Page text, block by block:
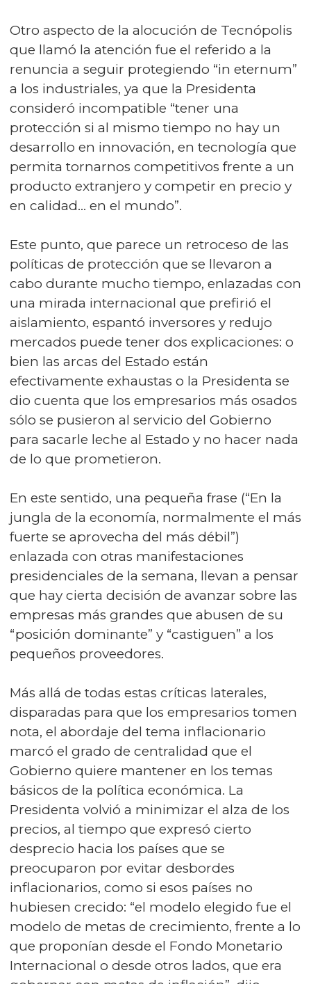
Otro aspecto de la alocución de Tecnópolis
que llamó la atención fue el referido a la
renuncia a seguir protegiendo “in eternum”
a los industriales, ya que la Presidenta
consideró incompatible “tener una
protección si al mismo tiempo no hay un
desarrollo en innovación, en tecnología que
permita tornarnos competitivos frente a un
producto extranjero y competir en precio y
en calidad… en el mundo”.
Este punto, que parece un retroceso de las
políticas de protección que se llevaron a
cabo durante mucho tiempo, enlazadas con
una mirada internacional que prefirió el
aislamiento, espantó inversores y redujo
mercados puede tener dos explicaciones: o
bien las arcas del Estado están
efectivamente exhaustas o la Presidenta se
dio cuenta que los empresarios más osados
sólo se pusieron al servicio del Gobierno
para sacarle leche al Estado y no hacer nada
de lo que prometieron.
En este sentido, una pequeña frase (“En la
jungla de la economía, normalmente el más
fuerte se aprovecha del más débil”)
enlazada con otras manifestaciones
presidenciales de la semana, llevan a pensar
que hay cierta decisión de avanzar sobre las
empresas más grandes que abusen de su
“posición dominante” y “castiguen” a los
pequeños proveedores.
Más allá de todas estas críticas laterales,
disparadas para que los empresarios tomen
nota, el abordaje del tema inflacionario
marcó el grado de centralidad que el
Gobierno quiere mantener en los temas
básicos de la política económica. La
Presidenta volvió a minimizar el alza de los
precios, al tiempo que expresó cierto
desprecio hacia los países que se
preocuparon por evitar desbordes
inflacionarios, como si esos países no
hubiesen crecido: “el modelo elegido fue el
modelo de metas de crecimiento, frente a lo
que proponían desde el Fondo Monetario
Internacional o desde otros lados, que era